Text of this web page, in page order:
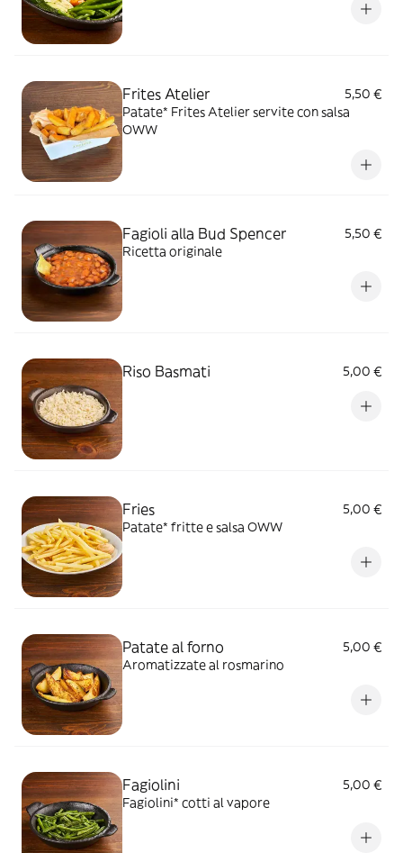
Frites Atelier
5,50 €
Patate* Frites Atelier servite con salsa
OWW
Fagioli alla Bud Spencer
5,50 €
Ricetta originale
Riso Basmati 5,00 €
Fries
5,00 €
Patate* fritte e salsa OWW
Patate al forno
5,00 €
Aromatizzate al rosmarino
Fagiolini
5,00 €
Fagiolini* cotti al vapore